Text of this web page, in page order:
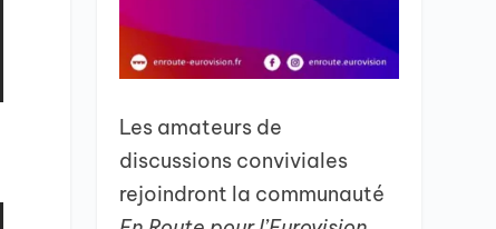
Les amateurs de
discussions conviviales
rejoindront la communauté